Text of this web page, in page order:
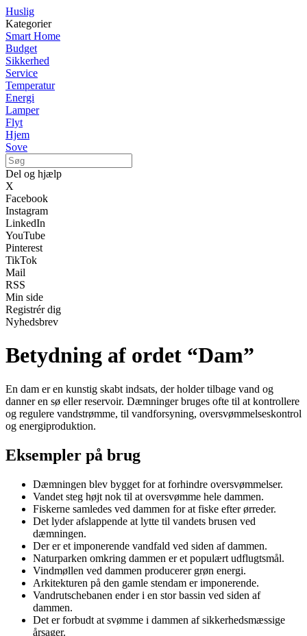
Huslig
Kategorier
Smart Home
Budget
Sikkerhed
Service
Temperatur
Energi
Lamper
Flyt
Hjem
Sove
Del og hjælp
X
Facebook
Instagram
LinkedIn
YouTube
Pinterest
TikTok
Mail
RSS
Min side
Registrér dig
Nyhedsbrev
Betydning af ordet “Dam”
En dam er en kunstig skabt indsats, der holder tilbage vand og
danner en sø eller reservoir. Dæmninger bruges ofte til at kontrollere
og regulere vandstrømme, til vandforsyning, oversvømmelseskontrol
og energiproduktion.
Eksempler på brug
Dæmningen blev bygget for at forhindre oversvømmelser.
Vandet steg højt nok til at oversvømme hele dammen.
Fiskerne samledes ved dammen for at fiske efter ørreder.
Det lyder afslappende at lytte til vandets brusen ved
dæmningen.
Der er et imponerende vandfald ved siden af dammen.
Naturparken omkring dammen er et populært udflugtsmål.
Vindmøllen ved dammen producerer grøn energi.
Arkitekturen på den gamle stendam er imponerende.
Vandrutschebanen ender i en stor bassin ved siden af
dammen.
Det er forbudt at svømme i dammen af sikkerhedsmæssige
årsager.